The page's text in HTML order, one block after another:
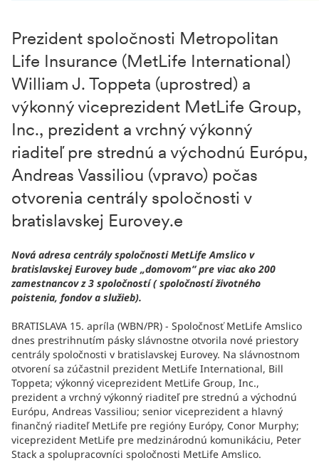
Prezident spoločnosti Metropolitan
Life Insurance (MetLife International)
William J. Toppeta (uprostred) a
výkonný viceprezident MetLife Group,
Inc., prezident a vrchný výkonný
riaditeľ pre strednú a východnú Európu,
Andreas Vassiliou (vpravo) počas
otvorenia centrály spoločnosti v
bratislavskej Eurovey.e
Nová adresa centrály spoločnosti MetLife Amslico v
bratislavskej Eurovey bude „domovom“ pre viac ako 200
zamestnancov z 3 spoločností ( spoločností životného
poistenia, fondov a služieb).
BRATISLAVA 15. apríla (WBN/PR) - Spoločnosť MetLife Amslico
dnes prestrihnutím pásky slávnostne otvorila nové priestory
centrály spoločnosti v bratislavskej Eurovey. Na slávnostnom
otvorení sa zúčastnil prezident MetLife International, Bill
Toppeta; výkonný viceprezident MetLife Group, Inc.,
prezident a vrchný výkonný riaditeľ pre strednú a východnú
Európu, Andreas Vassiliou; senior viceprezident a hlavný
finančný riaditeľ MetLife pre regióny Európy, Conor Murphy;
viceprezident MetLife pre medzinárodnú komunikáciu, Peter
Stack a spolupracovníci spoločnosti MetLife Amslico.